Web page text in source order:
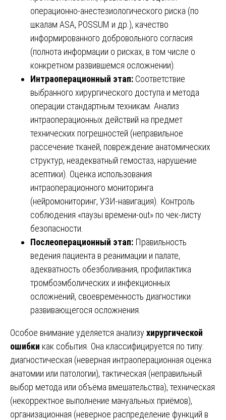
операционно-анестезиологического риска (по
шкалам ASA, POSSUM и др.), качество
информированного добровольного согласия
(полнота информации о рисках, в том числе о
конкретном развившемся осложнении).
Интраоперационный этап: Соответствие
выбранного хирургического доступа и метода
операции стандартным техникам. Анализ
интраоперационных действий на предмет
технических погрешностей (неправильное
рассечение тканей, повреждение анатомических
структур, неадекватный гемостаз, нарушение
асептики). Оценка использования
интраоперационного мониторинга
(нейромониторинг, УЗИ-навигация). Контроль
соблюдения «паузы времени-out» по чек-листу
безопасности.
Послеоперационный этап: Правильность
ведения пациента в реанимации и палате,
адекватность обезболивания, профилактика
тромбоэмболических и инфекционных
осложнений, своевременность диагностики
развивающегося осложнения.
Особое внимание уделяется анализу хирургической
ошибки как события. Она классифицируется по типу:
диагностическая (неверная интраоперационная оценка
анатомии или патологии), тактическая (неправильный
выбор метода или объёма вмешательства), техническая
(некорректное выполнение мануальных приёмов),
организационная (неверное распределение функций в